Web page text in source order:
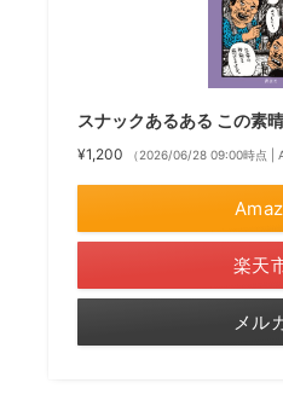
スナックあるある この素
¥1,200 （2026/06/28 09:00時点 |
楽天
メル